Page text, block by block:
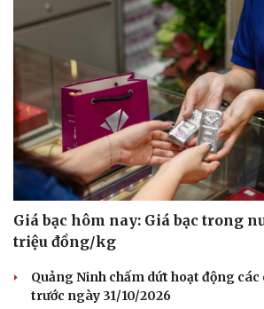
Nam khoa
Làm đẹp - giảm cân
Phòng mạch online
Ăn sạch sống khỏe
Giá bạc hôm nay: Giá bạc trong
triệu đồng/kg
Quảng Ninh chấm dứt hoạt động các
trước ngày 31/10/2026